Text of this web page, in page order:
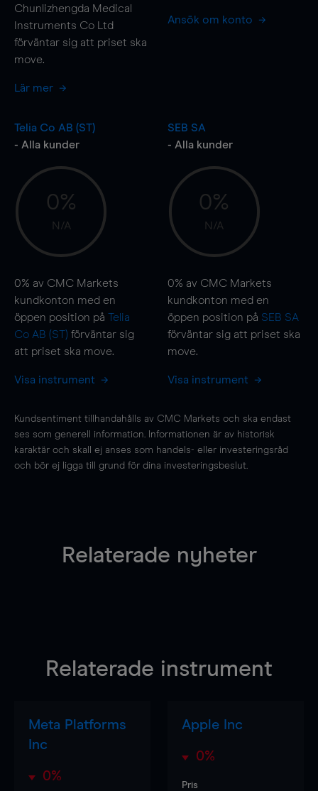
Chunlizhengda Medical
Instruments Co Ltd
förväntar sig att priset ska
move.
Lär mer
Ansök om konto
Telia Co AB (ST)
- Alla kunder
0%
N/A
0% av CMC Markets
kundkonton med en
öppen position på Telia
Co AB (ST) förväntar sig
att priset ska move.
Visa instrument
SEB SA
- Alla kunder
0%
N/A
0% av CMC Markets
kundkonton med en
öppen position på SEB SA
förväntar sig att priset ska
move.
Visa instrument
Kundsentiment tillhandahålls av CMC Markets och ska endast
ses som generell information. Informationen är av historisk
karaktär och skall ej anses som handels- eller investeringsråd
och bör ej ligga till grund för dina investeringsbeslut.
Relaterade nyheter
Relaterade instrument
Meta Platforms
Inc
0%
Apple Inc
0%
Pris